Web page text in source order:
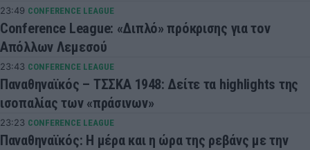
23:49 CONFERENCE LEAGUE
Conference League: «Διπλό» πρόκρισης για τον
Απόλλων Λεμεσού
23:43 CONFERENCE LEAGUE
Παναθηναϊκός – ΤΣΣΚΑ 1948: Δείτε τα highlights της
ισοπαλίας των «πράσινων»
23:23 CONFERENCE LEAGUE
Παναθηναϊκός: Η μέρα και η ώρα της ρεβάνς με την